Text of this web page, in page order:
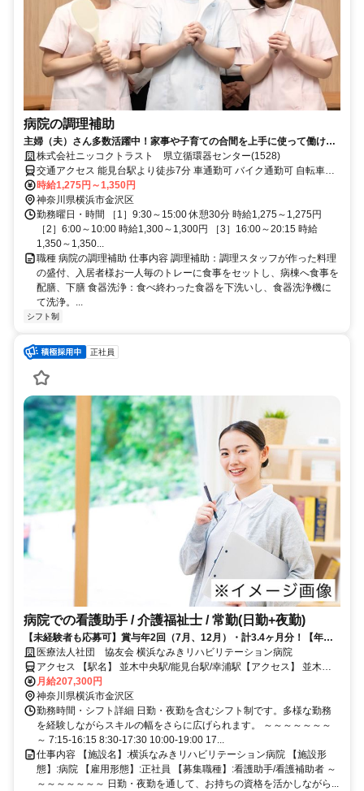
病院の調理補助
主婦（夫）さん多数活躍中！家事や子育ての合間を上手に使って働ける
≪調理補助≫のお仕事★
株式会社ニッコクトラスト 県立循環器センター(1528)
交通アクセス 能見台駅より徒歩7分 車通勤可 バイク通勤可 自転車通
勤可 無料駐車場完備 無料駐輪場完備
時給1,275円～1,350円
神奈川県横浜市金沢区
勤務曜日・時間 ［1］9:30～15:00 休憩30分 時給1,275～1,275円
［2］6:00～10:00 時給1,300～1,300円 ［3］16:00～20:15 時給
1,350～1,350...
職種 病院の調理補助 仕事内容 調理補助：調理スタッフが作った料理
の盛付、入居者様お一人毎のトレーに食事をセットし、病棟へ食事を
配膳、下膳 食器洗浄：食べ終わった食器を下洗いし、食器洗浄機に
て洗浄。...
シフト制
正社員
病院での看護助手 / 介護福祉士 / 常勤(日勤+夜勤)
【未経験者も応募可】賞与年2回（7月、12月）・計3.4ヶ月分！【年休
120日以上】
医療法人社団 協友会 横浜なみきリハビリテーション病院
アクセス 【駅名】 並木中央駅/能見台駅/幸浦駅【アクセス】 並木中
央駅から徒歩9分
月給207,300円
神奈川県横浜市金沢区
勤務時間・シフト詳細 日勤・夜勤を含むシフト制です。多様な勤務
を経験しながらスキルの幅をさらに広げられます。 ～～～～～～～
～ 7:15-16:15 8:30-17:30 10:00-19:00 17...
仕事内容 【施設名】:横浜なみきリハビリテーション病院 【施設形
態】:病院 【雇用形態】:正社員 【募集職種】:看護助手/看護補助者 ～
～～～～～～～ 日勤・夜勤を通して、お持ちの資格を活かしながら...